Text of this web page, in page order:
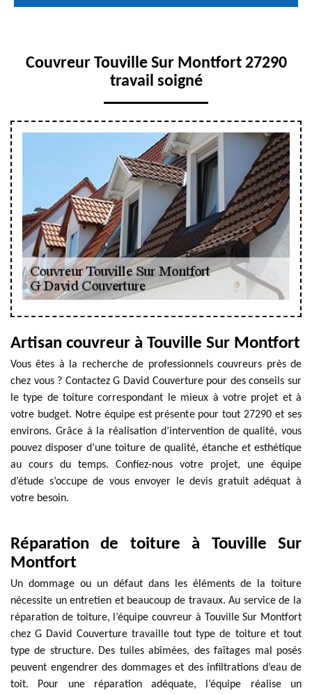
Couvreur Touville Sur Montfort 27290
travail soigné
Artisan couvreur à Touville Sur Montfort
Vous êtes à la recherche de professionnels couvreurs près de
chez vous ? Contactez G David Couverture pour des conseils sur
le type de toiture correspondant le mieux à votre projet et à
votre budget. Notre équipe est présente pour tout 27290 et ses
environs. Grâce à la réalisation d’intervention de qualité, vous
pouvez disposer d’une toiture de qualité, étanche et esthétique
au cours du temps. Confiez-nous votre projet, une équipe
d’étude s’occupe de vous envoyer le devis gratuit adéquat à
votre besoin.
Réparation de toiture à Touville Sur
Montfort
Un dommage ou un défaut dans les éléments de la toiture
nécessite un entretien et beaucoup de travaux. Au service de la
réparation de toiture, l’équipe couvreur à Touville Sur Montfort
chez G David Couverture travaille tout type de toiture et tout
type de structure. Des tuiles abîmées, des faîtages mal posés
peuvent engendrer des dommages et des infiltrations d’eau de
toit. Pour une réparation adéquate, l’équipe réalise un